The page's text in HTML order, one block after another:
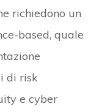
richiedono un
based, quale
di risk
e cyber